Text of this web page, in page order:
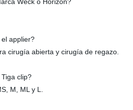
applier?
cirugía abierta y cirugía de regazo.
clip?
M, ML y L.